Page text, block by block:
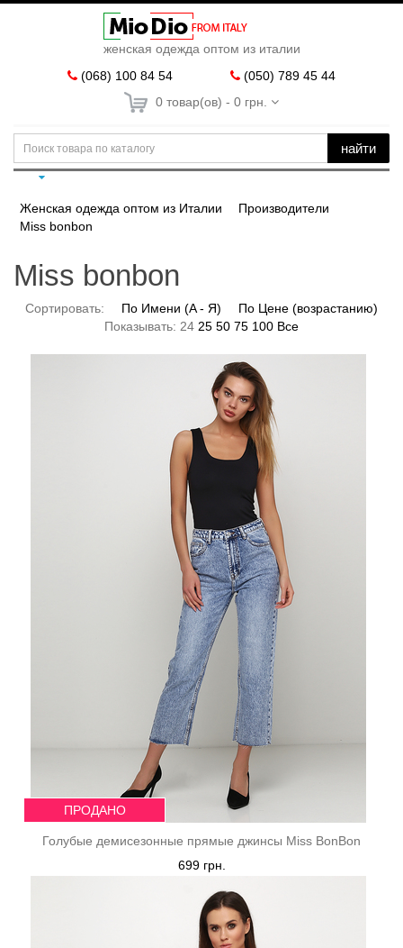
женская одежда оптом из италии
(068) 100 84 54
(050) 789 45 44
0 товар(ов) - 0 грн.
найти
Женская одежда оптом из Италии
Производители
Miss bonbon
Miss bonbon
Сортировать: По Имени (A - Я)
По Цене (возрастанию)
Показывать: 24 25 50 75 100 Все
Голубые демисезонные прямые джинсы Miss BonBon
ПРОДАНО
699 грн.